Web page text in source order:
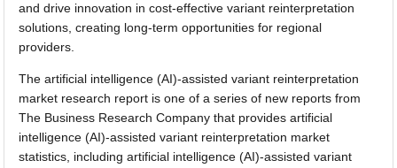
and drive innovation in cost-effective variant reinterpretation
solutions, creating long-term opportunities for regional
providers.
The artificial intelligence (AI)-assisted variant reinterpretation
market research report is one of a series of new reports from
The Business Research Company that provides artificial
intelligence (AI)-assisted variant reinterpretation market
statistics, including artificial intelligence (AI)-assisted variant